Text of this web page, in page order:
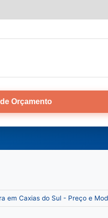
Orçamento
em Caxias do Sul - Preço e